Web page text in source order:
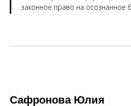
законное право на осознанное
Сафронова Юлия